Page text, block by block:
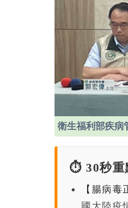
衛生福利部疾病
⏱️ 30秒重
【腸病毒
國大陸疫